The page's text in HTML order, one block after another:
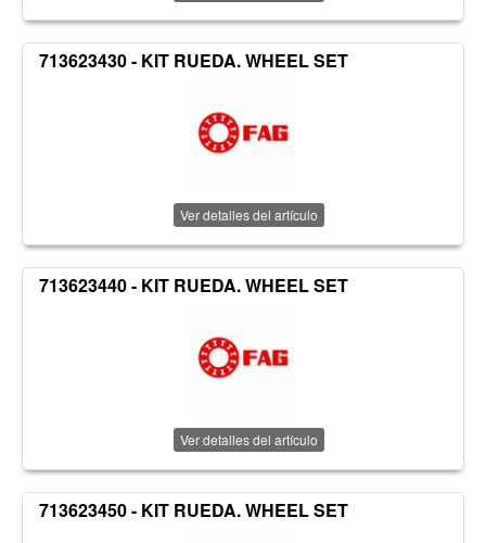
713623430 - KIT RUEDA. WHEEL SET
Ver detalles del artículo
713623440 - KIT RUEDA. WHEEL SET
Ver detalles del artículo
713623450 - KIT RUEDA. WHEEL SET